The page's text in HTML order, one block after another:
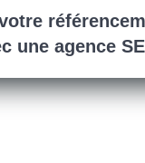
une agence